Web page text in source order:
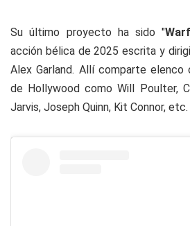
Su último proyecto ha sido "
acción bélica de 2025 escrita y
Alex Garland. Allí comparte
de Hollywood como Will Poulter,
Jarvis, Joseph Quinn, Kit Connor, etc.